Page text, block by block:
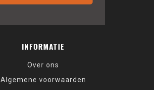
INFORMATIE
Over ons
Algemene voorwaarden